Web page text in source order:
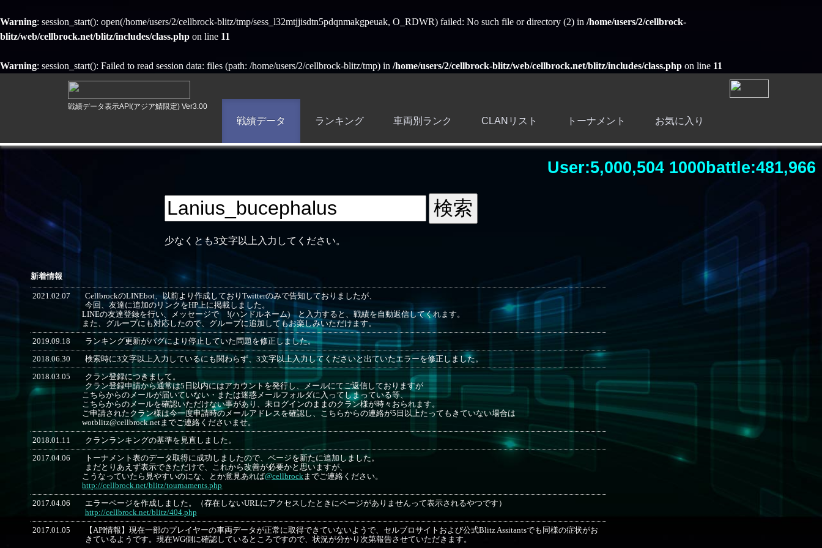
Warning: session_start(): open(/home/users/2/cellbrock-blitz/tmp/sess_l32mtjjisdtn5pdqnmakgpeuak, O_RDWR) failed: No such file or directory (2) in /home/users/2/cellbrock-
blitz/web/cellbrock.net/blitz/includes/class.php on line 11
Warning: session_start(): Failed to read session data: files (path: /home/users/2/cellbrock-blitz/tmp) in /home/users/2/cellbrock-blitz/web/cellbrock.net/blitz/includes/class.php on line 11
戦績データ表示API(アジア鯖限定) Ver3.00
戦績データ ランキング 車両別ランク CLANリスト トーナメント お気に入り
User:5,000,504 1000battle:481,966
少なくとも3文字以上入力してください。
新着情報
2021.02.07
CellbrockのLINEbot、以前より作成しておりTwitterのみで告知しておりましたが、
今回、友達に追加のリンクをHP上に掲載しました。
LINEの友達登録を行い、メッセージで !(ハンドルネーム) と入力すると、戦績を自動返信してくれます。
また、グループにも対応したので、グループに追加してもお楽しみいただけます。
2019.09.18 ランキング更新がバグにより停止していた問題を修正しました。
2018.06.30 検索時に3文字以上入力しているにも関わらず、3文字以上入力してくださいと出ていたエラーを修正しました。
2018.03.05
クラン登録につきまして。
クラン登録申請から通常は5日以内にはアカウントを発行し、メールにてご返信しておりますが
こちらからのメールが届いていない・または迷惑メールフォルダに入ってしまっている等、
こちらからのメールを確認いただけない事があり、未ログインのままのクラン様が時々おられます。
ご申請されたクラン様は今一度申請時のメールアドレスを確認し、こちらからの連絡が5日以上たってもきていない場合は
wotblitz@cellbrock.netまでご連絡くださいませ。
2018.01.11 クランランキングの基準を見直しました。
2017.04.06
トーナメント表のデータ取得に成功しましたので、ページを新たに追加しました。
まだとりあえず表示できただけで、これから改善が必要かと思いますが、
こうなっていたら見やすいのにな、とか意見あれば@cellbrockまでご連絡ください。
http://cellbrock.net/blitz/tournaments.php
2017.04.06
エラーページを作成しました。（存在しないURLにアクセスしたときにページがありませんって表示されるやつです）
http://cellbrock.net/blitz/404.php
2017.01.05
【API情報】現在一部のプレイヤーの車両データが正常に取得できていないようで、セルブロサイトおよび公式Blitz Assitantsでも同様の症状がお
きているようです。現在WG側に確認しているところですので、状況が分かり次第報告させていただきます。